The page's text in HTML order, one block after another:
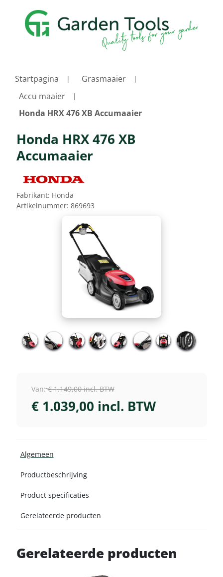
Startpagina
Grasmaaier
Accu maaier
Honda HRX 476 XB Accumaaier
Honda HRX 476 XB
Accumaaier
Fabrikant: Honda
Artikelnummer: 869693
Van: € 1.149,00 incl. BTW
€ 1.039,00 incl. BTW
Algemeen
Productbeschrijving
Product specificaties
Gerelateerde producten
Gerelateerde producten